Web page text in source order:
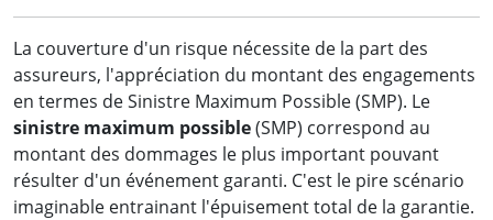
La couverture d'un risque nécessite de la part des
assureurs, l'appréciation du montant des engagements
en termes de Sinistre Maximum Possible (SMP). Le
sinistre maximum possible(SMP) correspond au
montant des dommages le plus important pouvant
résulter d'un événement garanti. C'est le pire scénario
imaginable entrainant l'épuisement total de la garantie.